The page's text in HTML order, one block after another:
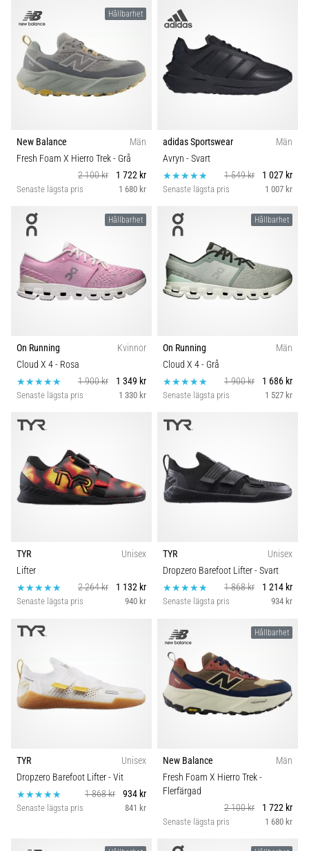
Hållbarhet
New Balance
Män
Fresh Foam X Hierro Trek- Grå
2 100 kr
1 722 kr
Senaste lägsta pris 1 680 kr
adidas Sportswear
Män
Avryn - Svart
1 549 kr
1 027 kr
Senaste lägsta pris 1 007 kr
Hållbarhet
On Running
Kvinnor
Cloud X 4- Rosa
1 900 kr
1 349 kr
Senaste lägsta pris 1 330 kr
Hållbarhet
On Running
Män
Cloud X 4- Grå
1 900 kr
1 686 kr
Senaste lägsta pris 1 527 kr
TYR
Unisex
Lifter
2 264 kr
1 132 kr
Senaste lägsta pris 940 kr
TYR
Unisex
Dropzero Barefoot Lifter- Svart
1 868 kr
1 214 kr
Senaste lägsta pris 934 kr
TYR
Unisex
Dropzero Barefoot Lifter- Vit
1 868 kr
934 kr
Senaste lägsta pris 841 kr
Hållbarhet
New Balance
Män
Fresh Foam X Hierro Trek-
Flerfärgad
2 100 kr
1 722 kr
Senaste lägsta pris 1 680 kr